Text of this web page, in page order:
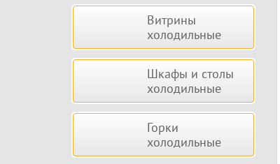
Витрины
холодильные
Шкафы и столы
холодильные
Горки
холодильные